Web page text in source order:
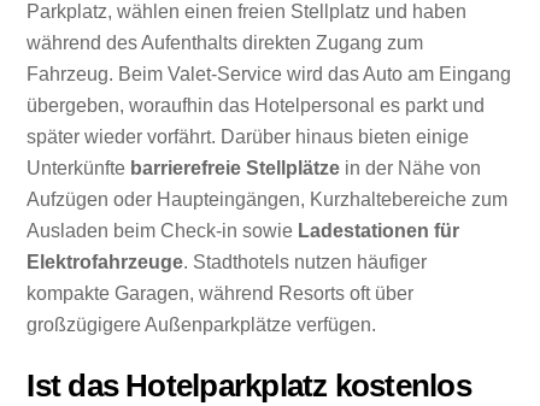
Parkplatz, wählen einen freien Stellplatz und haben
während des Aufenthalts direkten Zugang zum
Fahrzeug. Beim Valet-Service wird das Auto am Eingang
übergeben, woraufhin das Hotelpersonal es parkt und
später wieder vorfährt. Darüber hinaus bieten einige
Unterkünfte barrierefreie Stellplätze in der Nähe von
Aufzügen oder Haupteingängen, Kurzhaltebereiche zum
Ausladen beim Check-in sowie Ladestationen für
Elektrofahrzeuge. Stadthotels nutzen häufiger
kompakte Garagen, während Resorts oft über
großzügigere Außenparkplätze verfügen.
Ist das Hotelparkplatz kostenlos